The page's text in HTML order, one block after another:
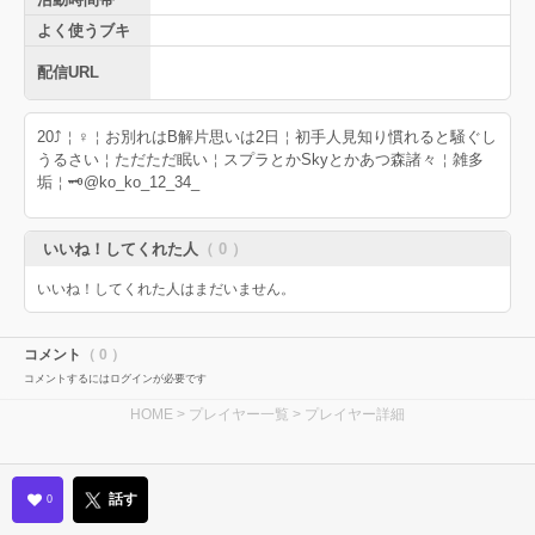
よく使うブキ
配信URL
20⤴︎︎︎￤♀￤お別れはB解片思いは2日￤初手人見知り慣れると騒ぐし
うるさい￤ただただ眠い￤スプラとかSkyとかあつ森諸々￤雑多
垢￤🗝@ko_ko_12_34_
いいね！してくれた人 （ 0 ）
いいね！してくれた人はまだいません。
コメント （ 0 ）
コメントするにはログインが必要です
HOME > プレイヤー一覧 > プレイヤー詳細
0 話す